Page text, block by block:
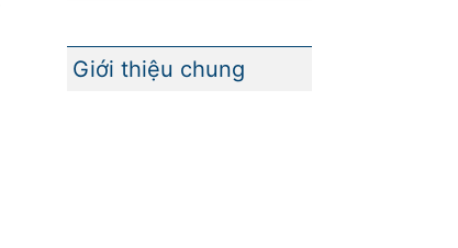
Giới thiệu chung